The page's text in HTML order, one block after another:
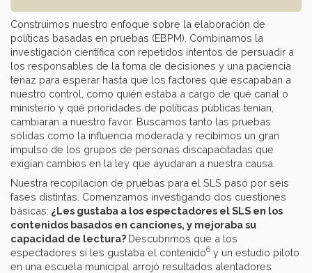
Construimos nuestro enfoque sobre la elaboración de
políticas basadas en pruebas (EBPM). Combinamos la
investigación científica con repetidos intentos de persuadir a
los responsables de la toma de decisiones y una paciencia
tenaz para esperar hasta que los factores que escapaban a
nuestro control, como quién estaba a cargo de qué canal o
ministerio y qué prioridades de políticas públicas tenían,
cambiaran a nuestro favor. Buscamos tanto las pruebas
sólidas como la influencia moderada y recibimos un gran
impulso de los grupos de personas discapacitadas que
exigían cambios en la ley que ayudaran a nuestra causa.
Nuestra recopilación de pruebas para el SLS pasó por seis
fases distintas. Comenzamos investigando dos cuestiones
básicas: ¿Les gustaba a los espectadores el SLS en los
contenidos basados en canciones, y mejoraba su
capacidad de lectura? Descubrimos que a los
espectadores sí les gustaba el contenido6 y un estudio piloto
en una escuela municipal arrojó resultados alentadores